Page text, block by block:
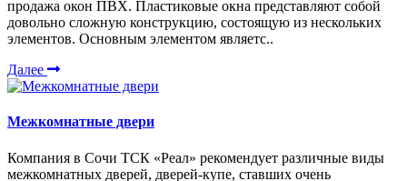
продажа окон ПВХ. Пластиковые окна представляют собой
довольно сложную конструкцию, состоящую из нескольких
элементов. Основным элементом являетс..
Далее
Межкомнатные двери
Компания в Сочи ТСК «Реал» рекомендует различные виды
межкомнатных дверей, дверей-купе, ставших очень